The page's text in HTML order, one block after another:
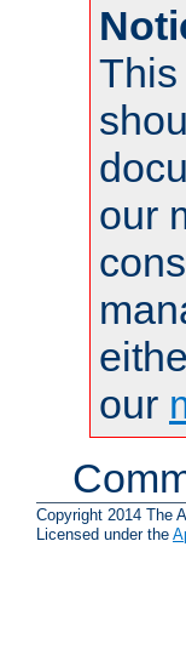
our
our
Copyright 2014 The
Licensed under the